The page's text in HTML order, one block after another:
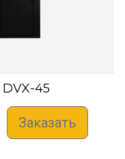
DVX-45
Заказать